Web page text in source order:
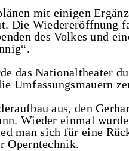
mit einigen
Die Wiedereröffnung
des Volkes und
das Nationaltheater
Umfassungsmauern
aus, den
Wieder einmal
man sich für eine
Operntechnik.